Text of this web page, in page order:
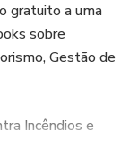
gratuito a uma
sobre
Gestão de
Incêndios e